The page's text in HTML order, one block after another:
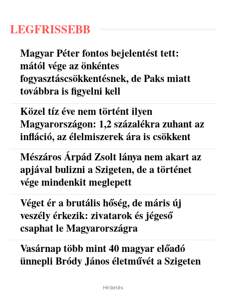
LEGFRISSEBB
Magyar Péter fontos bejelentést tett:
mától vége az önkéntes
fogyasztáscsökkentésnek, de Paks miatt
továbbra is figyelni kell
Közel tíz éve nem történt ilyen
Magyarországon: 1,2 százalékra zuhant az
infláció, az élelmiszerek ára is csökkent
Mészáros Árpád Zsolt lánya nem akart az
apjával bulizni a Szigeten, de a történet
vége mindenkit meglepett
Véget ér a brutális hőség, de máris új
veszély érkezik: zivatarok és jégeső
csaphat le Magyarországra
Vasárnap több mint 40 magyar előadó
ünnepli Bródy János életművét a Szigeten
Hirdetés